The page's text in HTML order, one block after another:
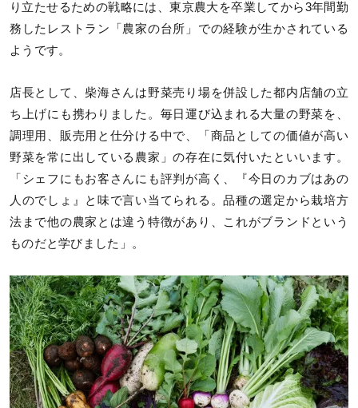
り立たせるための戦略には、東京農大を卒業してから3年間勤
務したレストラン「農家の台所」での経験が生かされている
ようです。
店長として、柴海さんは野菜売り場を併設した都内店舗の立
ち上げにも携わりました。毎日運び込まれる大量の野菜を、
調理用、販売用と仕分ける中で、「商品としての価値が高い
野菜を常に出している農家」の存在に気付いたといいます。
「シェフにもお客さんにも評判が高く、『今日のカブはあの
人のでしょ』と味で言い当てられる。品種の選定から栽培方
法まで他の農家とは違う特徴があり、これがブランドという
ものだと学びました」。